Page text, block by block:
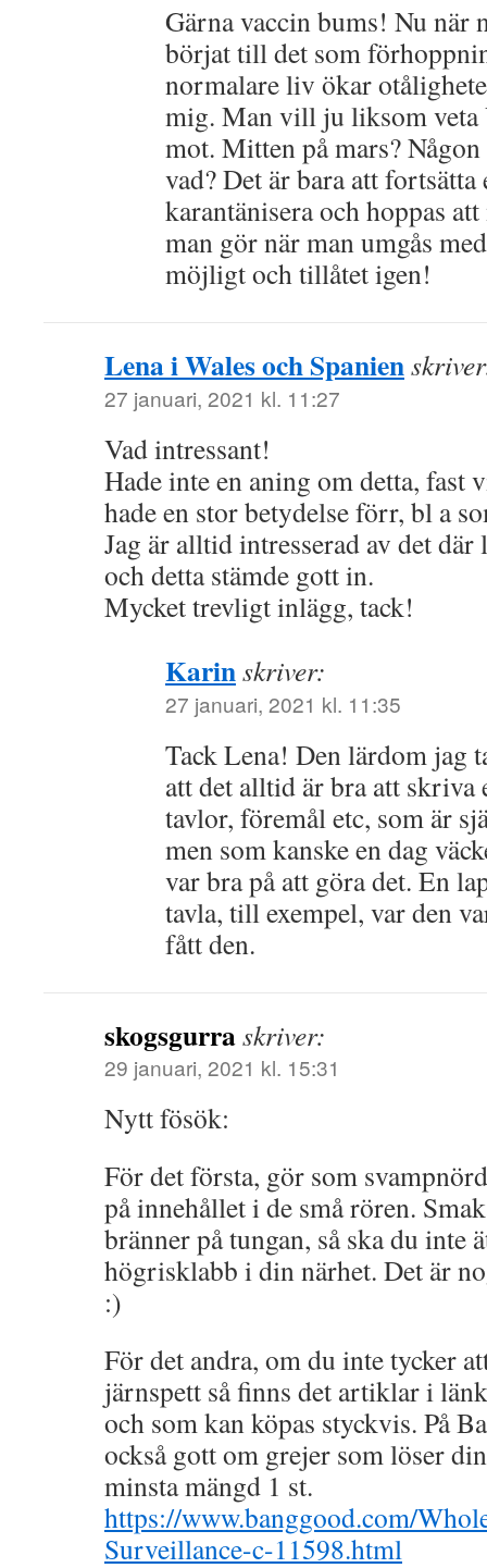
Gärna vaccin bums! Nu när
börjat till det som
normalare liv ökar
mig. Man vill ju liksom veta
mot. Mitten på mars?
vad? Det är bara att
karantänisera och hoppas
man gör när man umgås
möjligt och tillåtet igen!
Lena i Wales och Spanien
27 januari, 2021 kl. 11:27
Vad intressant!
Hade inte en aning om detta, fast
hade en stor betydelse förr, bl a
Jag är alltid intresserad av det
och detta stämde gott in.
Mycket trevligt inlägg, tack!
Karinskriver:
27 januari, 2021 kl. 11:35
Tack Lena! Den lärdom jag
att det alltid är bra att
tavlor, föremål etc, som är
men som kanske en dag
var bra på att göra det. En
tavla, till exempel, var den
fått den.
skogsgurraskriver:
29 januari, 2021 kl. 15:31
Nytt fösök:
För det första, gör som
på innehållet i de små rören.
bränner på tungan, så ska du inte
högrisklabb i din närhet. Det är
:)
För det andra, om du inte tycker
järnspett så finns det artiklar i
och som kan köpas styckvis. På
också gott om grejer som löser
minsta mängd 1 st.
https://www.banggood.com/
Surveillance-c-11598.html